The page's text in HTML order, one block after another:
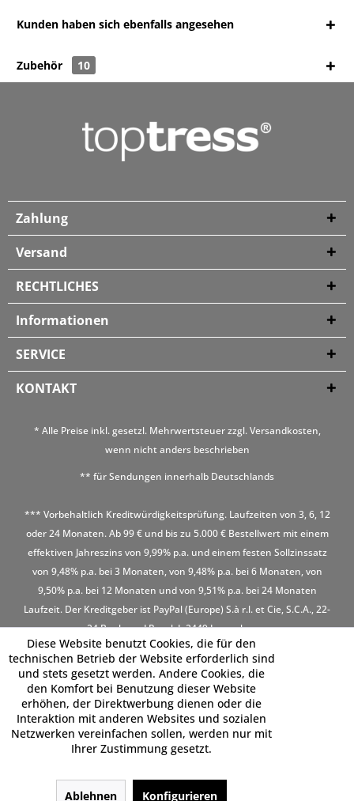
Kunden haben sich ebenfalls angesehen
Zubehör 10
Zahlung
Versand
RECHTLICHES
Informationen
SERVICE
KONTAKT
* Alle Preise inkl. gesetzl. Mehrwertsteuer zzgl.Versandkosten,
wenn nicht anders beschrieben
** für Sendungen innerhalb Deutschlands
*** Vorbehaltlich Kreditwürdigkeitsprüfung. Laufzeiten von 3, 6, 12
oder 24 Monaten. Ab 99 € und bis zu 5.000 € Bestellwert mit einem
effektiven Jahreszins von 9,99% p.a. und einem festen Sollzinssatz
von 9,48% p.a. bei 3 Monaten, von 9,48% p.a. bei 6 Monaten, von
9,50% p.a. bei 12 Monaten und von 9,51% p.a. bei 24 Monaten
Laufzeit. Der Kreditgeber ist PayPal (Europe) S.à r.l. et Cie, S.C.A., 22-
24 Boulevard Royal, L-2449 Luxembourg
Diese Website benutzt Cookies, die für den
technischen Betrieb der Website erforderlich sind
und stets gesetzt werden. Andere Cookies, die
den Komfort bei Benutzung dieser Website
erhöhen, der Direktwerbung dienen oder die
Interaktion mit anderen Websites und sozialen
Netzwerken vereinfachen sollen, werden nur mit
Ihrer Zustimmung gesetzt.
Ablehnen Konfigurieren